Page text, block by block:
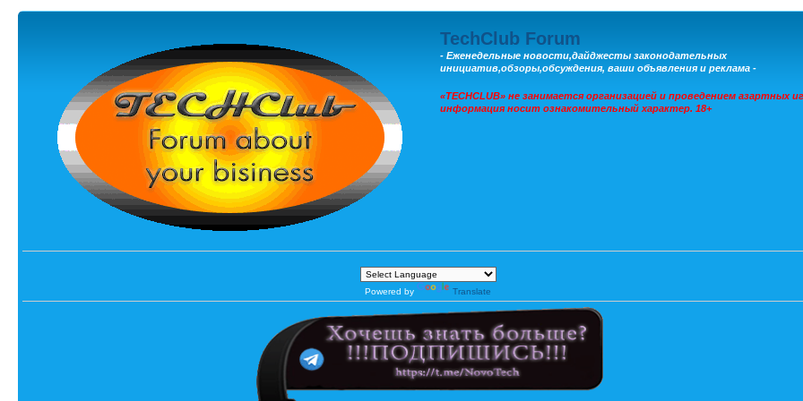
TechClub Forum
- Еженедельные новости,дайджесты законодательных
инициатив,обзоры,обсуждения, ваши объявления и реклама -
«TECHCLUB» не занимается организацией и проведением азартных
информация носит ознакомительный характер. 18+
Powered by Translate